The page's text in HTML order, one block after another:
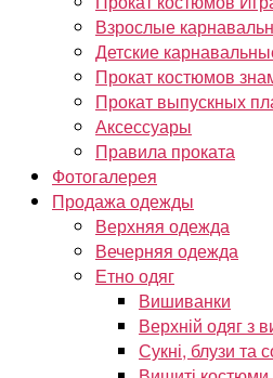
Взрослые
Детские
Прокат костюмов
Прокат выпускных
Аксессуары
Правила проката
Фотогалерея
Продажа одежды
Верхняя одежда
Вечерняя одежда
Етно одяг
Вишиванки
Верхній одяг з
Сукні, блузи та